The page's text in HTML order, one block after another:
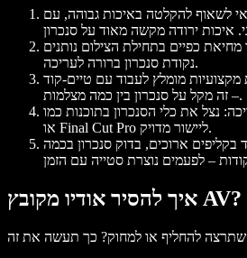
לשאוף להקלטה באיכות גבוהה, עם
מחיאת כפיים בתחילת הצילום נותנים
נקודת סנכרון ברורה לעריכה.
מקצועיות מומלץ לעבוד עם טיים-קוד
– זה מקל על סנכרון בין כמה מצלמות.
נצל את כלי הסנכרון בתוכנות כמו Premiere Pro
או Final Cut Pro ליישור מדויק.
בקליפים ארוכים, בדוק סנכרון בכמה
איך להסיר אודיו מקובץ AV?